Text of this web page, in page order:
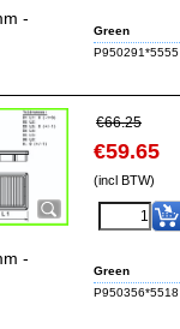
Green
P950291*5555
-
€66.25
€59.65
(incl BTW)
Green
P950356*5518
-